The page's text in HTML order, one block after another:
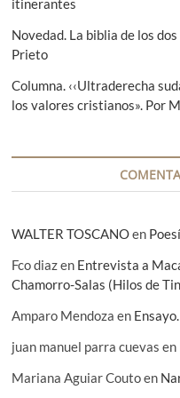
t
r
a
d
s
Novedad. La biblia de los
Prieto
Columna. ‹‹Ultraderecha
los valores cristianos». Por
WALTER TOSCANOen
Fco diazen Entrevista a
Chamorro-Salas (Hilos de
Amparo Mendoza en
juan manuel parra cuevas en
Mariana Aguiar Coutoen